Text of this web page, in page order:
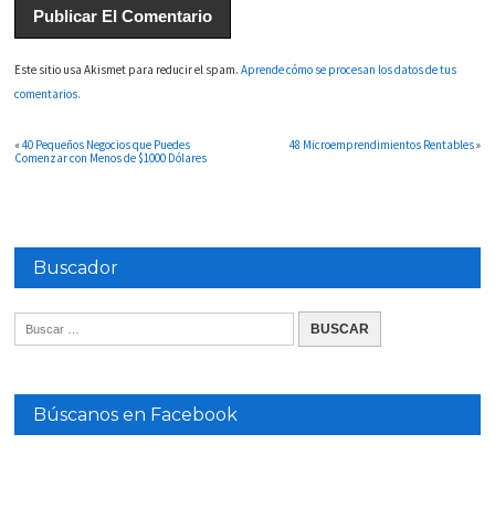
Este sitio usa Akismet para reducir el spam.Aprende cómo se procesan los datos de tus
comentarios.
«40 Pequeños Negocios que Puedes
Comenzar con Menos de $1000 Dólares
48 Microemprendimientos Rentables»
Buscador
Búscanos en Facebook